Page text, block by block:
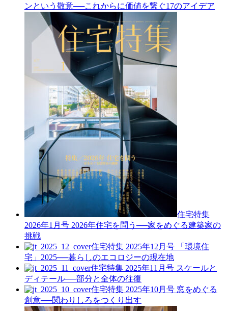
ンという敬意──これからに価値を繋ぐ17のアイデア
住宅特集
2026年1月号 2026年住宅を問う──家をめぐる建築家の
挑戦
住宅特集 2025年12月号
「環境住
宅」2025──暮らしのエコロジーの現在地
住宅特集 2025年11月号 スケールと
ディテール──部分と全体の往復
住宅特集 2025年10月号 窓をめぐる
創意──関わりしろをつくり出す